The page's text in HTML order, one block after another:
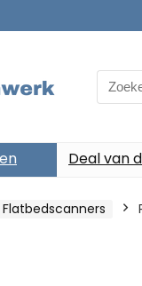
Search
for:
Deal van
Flatbedscanners